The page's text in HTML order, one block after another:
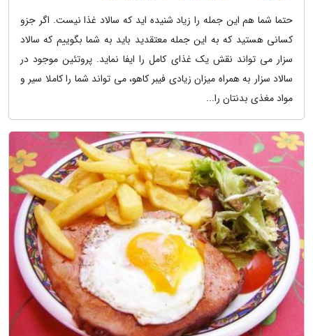
حتما شما هم این جمله را زیاد شنیده اید که سالاد غذا نیست. اگر جزو
کسانی هستید که به این جمله معتقدید باید به شما بگوییم که سالاد
سزار می تواند نقش یک غذای کامل را ایفا نماید. پروتئین موجود در
سالاد سزار به همراه میزان زیادی فیبر کاهو، می تواند شما را کاملا سیر و
مواد مغذی بدنتان را...